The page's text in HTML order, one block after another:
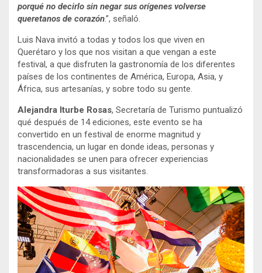
porqué no decirlo sin negar sus orígenes volverse
queretanos de corazón.”, señaló.
Luis Nava invitó a todas y todos los que viven en
Querétaro y los que nos visitan a que vengan a este
festival, a que disfruten la gastronomía de los diferentes
países de los continentes de América, Europa, Asia, y
África, sus artesanías, y sobre todo su gente.
Alejandra Iturbe Rosas, Secretaría de Turismo puntualizó
qué después de 14 ediciones, este evento se ha
convertido en un festival de enorme magnitud y
trascendencia, un lugar en donde ideas, personas y
nacionalidades se unen para ofrecer experiencias
transformadoras a sus visitantes.